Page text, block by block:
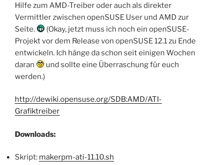
Hilfe zum AMD-Treiber oder auch als direkter
Vermittler zwischen openSUSE User und AMD zur
Seite.
(Okay, jetzt muss ich noch ein openSUSE-
Projekt vor dem Release von openSUSE 12.1 zu Ende
entwickeln. Ich hänge da schon seit einigen Wochen
daran
und sollte eine Überraschung für euch
werden.)
http://dewiki.opensuse.org/SDB:AMD/ATI-
Grafiktreiber
Downloads:
Skript: makerpm-ati-11.10.sh